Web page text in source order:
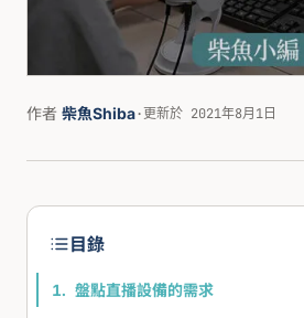
作者 柴魚Shiba·更新於 2021年8月1日
目錄
盤點直播設備的需求